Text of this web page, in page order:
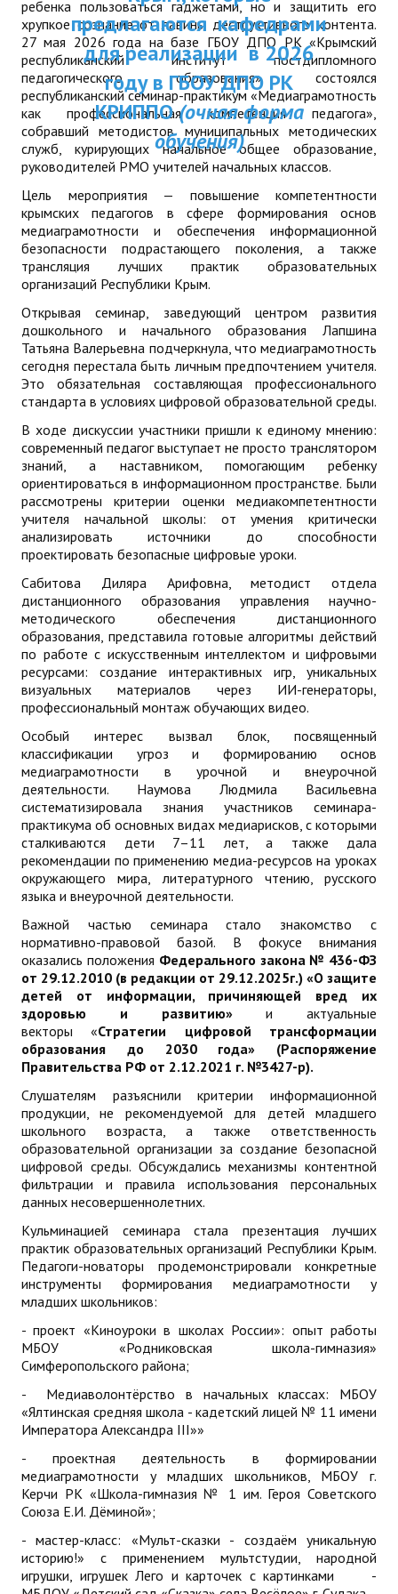
ДПО
Профессиональная переподготовка
Повышение квалификации
КОНТАКТЫ
ДПП ПК:
Актуальное
занятий
предлагаются кафедрами
для реализации в 2026
году в ГБОУ ДПО РК
КРИППО(очная форма
обучения)
ребенка пользоваться гаджетами, но и защитить его
хрупкое сознание от лавины деструктивного контента.
27 мая 2026 года на базе ГБОУ ДПО РК «Крымский
республиканский институт постдипломного
педагогического образования» состоялся
республиканский семинар-практикум «Медиаграмотность
как профессиональная компетенция педагога»,
собравший методистов муниципальных методических
служб, курирующих начальное общее образование,
руководителей РМО учителей начальных классов.
Цель мероприятия — повышение компетентности
крымских педагогов в сфере формирования основ
медиаграмотности и обеспечения информационной
безопасности подрастающего поколения, а также
трансляция лучших практик образовательных
организаций Республики Крым.
Открывая семинар, заведующий центром развития
дошкольного и начального образования Лапшина
Татьяна Валерьевна подчеркнула, что медиаграмотность
сегодня перестала быть личным предпочтением учителя.
Это обязательная составляющая профессионального
стандарта в условиях цифровой образовательной среды.
В ходе дискуссии участники пришли к единому мнению:
современный педагог выступает не просто транслятором
знаний, а наставником, помогающим ребенку
ориентироваться в информационном пространстве. Были
рассмотрены критерии оценки медиакомпетентности
учителя начальной школы: от умения критически
анализировать источники до способности
проектировать безопасные цифровые уроки.
Сабитова Диляра Арифовна, методист отдела
дистанционного образования управления научно-
методического обеспечения дистанционного
образования, представила готовые алгоритмы действий
по работе с искусственным интеллектом и цифровыми
ресурсами: создание интерактивных игр, уникальных
визуальных материалов через ИИ-генераторы,
профессиональный монтаж обучающих видео.
Особый интерес вызвал блок, посвященный
классификации угроз и формированию основ
медиаграмотности в урочной и внеурочной
деятельности. Наумова Людмила Васильевна
систематизировала знания участников семинара-
практикума об основных видах медиарисков, с которыми
сталкиваются дети 7–11 лет, а также дала
рекомендации по применению медиа-ресурсов на уроках
окружающего мира, литературного чтению, русского
языка и внеурочной деятельности.
Важной частью семинара стало знакомство с
нормативно-правовой базой. В фокусе внимания
оказались положения Федерального закона № 436-ФЗ
от 29.12.2010 (в редакции от 29.12.2025г.) «О защите
детей от информации, причиняющей вред их
здоровью и развитию»
и актуальные
векторы «Стратегии цифровой трансформации
образования
до 2030 года» (Распоряжение
Правительства РФ от 2.12.2021 г. №3427-р).
Слушателям разъяснили критерии информационной
продукции, не рекомендуемой для детей младшего
школьного возраста, а также ответственность
образовательной организации за создание безопасной
цифровой среды. Обсуждались механизмы контентной
фильтрации и правила использования персональных
данных несовершеннолетних.
Кульминацией семинара стала презентация лучших
практик образовательных организаций Республики Крым.
Педагоги-новаторы продемонстрировали конкретные
инструменты формирования медиаграмотности у
младших школьников:
- проект «Киноуроки в школах России»: опыт работы
МБОУ «Родниковская школа-гимназия»
Симферопольского района;
- Медиаволонтёрство в начальных классах: МБОУ
«Ялтинская средняя школа - кадетский лицей № 11 имени
Императора Александра III»»
- проектная деятельность в формировании
медиаграмотности у младших школьников, МБОУ г.
Керчи РК «Школа-гимназия № 1 им. Героя Советского
Союза Е.И. Дёминой»;
- мастер-класс: «Мульт-сказки - создаём уникальную
историю!» с применением мультстудии, народной
игрушки, игрушек Лего и карточек с картинками -